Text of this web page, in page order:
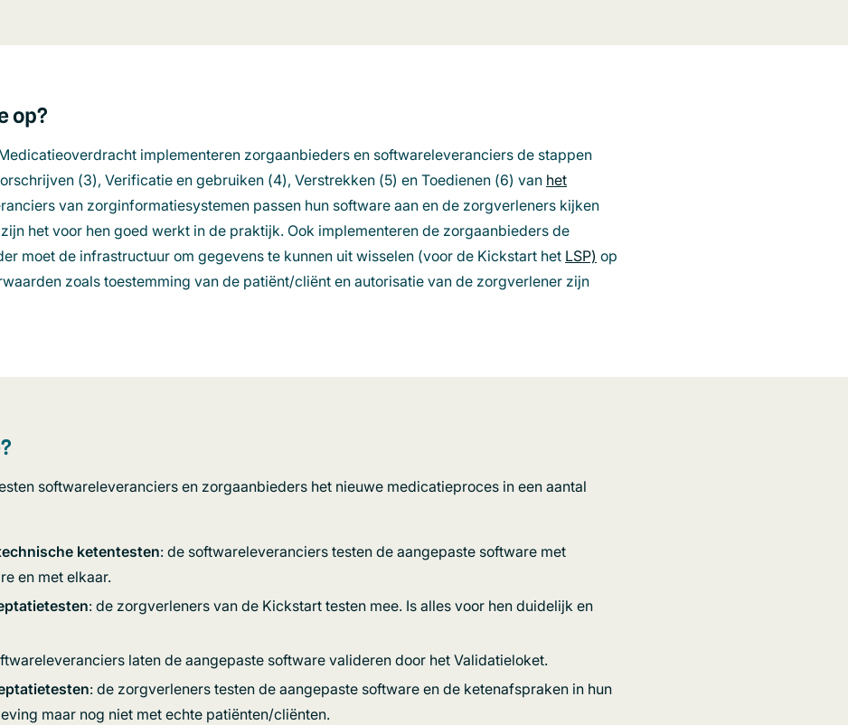
op?
implementeren zorgaanbieders en softwareleveranciers de stappen
(3), Verificatie en gebruiken (4), Verstrekken (5) en Toedienen (6) van het
van zorginformatiesystemen passen hun software aan en de zorgverleners kijken
het voor hen goed werkt in de praktijk. Ook implementeren de zorgaanbieders de
moet de infrastructuur om gegevens te kunnen uit wisselen (voor de Kickstart het LSP) (opent
op
zoals toestemming van de patiënt/cliënt en autorisatie van de zorgverlener zijn
softwareleveranciers en zorgaanbieders het nieuwe medicatieproces in een aantal
ketentesten: de softwareleveranciers testen de aangepaste software met
en met elkaar.
: de zorgverleners van de Kickstart testen mee. Is alles voor hen duidelijk en
laten de aangepaste software valideren door het Validatieloket.
: de zorgverleners testen de aangepaste software en de ketenafspraken in hun
maar nog niet met echte patiënten/cliënten.